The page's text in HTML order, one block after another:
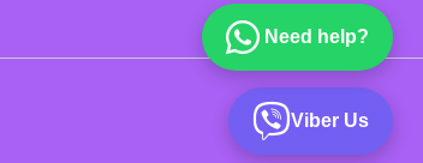
Viber Us
Need help?